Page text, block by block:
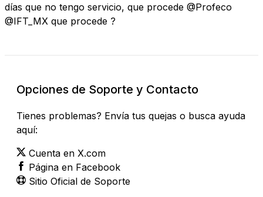
días que no tengo servicio, que procede @Profeco
@IFT_MX que procede ?
Opciones de Soporte y Contacto
Tienes problemas? Envía tus quejas o busca ayuda
aquí:
Cuenta en X.com
Página en Facebook
Sitio Oficial de Soporte